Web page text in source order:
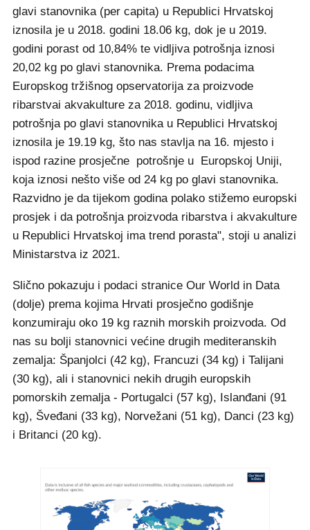
glavi stanovnika (per capita) u Republici Hrvatskoj
iznosila je u 2018. godini 18.06 kg, dok je u 2019.
godini porast od 10,84% te vidljiva potrošnja iznosi
20,02 kg po glavi stanovnika. Prema podacima
Europskog tržišnog opservatorija za proizvode
ribarstvai akvakulture za 2018. godinu, vidljiva
potrošnja po glavi stanovnika u Republici Hrvatskoj
iznosila je 19.19 kg, što nas stavlja na 16. mjesto i
ispod razine prosječne potrošnje u Europskoj Uniji,
koja iznosi nešto više od 24 kg po glavi stanovnika.
Razvidno je da tijekom godina polako stižemo europski
prosjek i da potrošnja proizvoda ribarstva i akvakulture
u Republici Hrvatskoj ima trend porasta", stoji u analizi
Ministarstva iz 2021.
Slično pokazuju i podaci stranice Our World in Data
(dolje) prema kojima Hrvati prosječno godišnje
konzumiraju oko 19 kg raznih morskih proizvoda. Od
nas su bolji stanovnici većine drugih mediteranskih
zemalja: Španjolci (42 kg), Francuzi (34 kg) i Talijani
(30 kg), ali i stanovnici nekih drugih europskih
pomorskih zemalja - Portugalci (57 kg), Islanđani (91
kg), Šveđani (33 kg), Norvežani (51 kg), Danci (23 kg)
i Britanci (20 kg).